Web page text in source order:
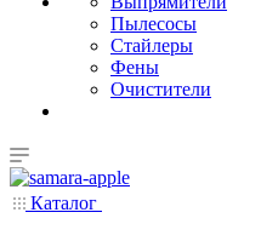
Пылесосы
Стайлеры
Фены
Очистители
Каталог